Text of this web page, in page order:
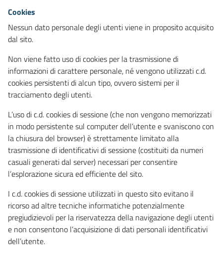
Cookies
Nessun dato personale degli utenti viene in proposito acquisito
dal sito.
Non viene fatto uso di cookies per la trasmissione di
informazioni di carattere personale, né vengono utilizzati c.d.
cookies persistenti di alcun tipo, ovvero sistemi per il
tracciamento degli utenti.
L’uso di c.d. cookies di sessione (che non vengono memorizzati
in modo persistente sul computer dell’utente e svaniscono con
la chiusura del browser) è strettamente limitato alla
trasmissione di identificativi di sessione (costituiti da numeri
casuali generati dal server) necessari per consentire
l’esplorazione sicura ed efficiente del sito.
I c.d. cookies di sessione utilizzati in questo sito evitano il
ricorso ad altre tecniche informatiche potenzialmente
pregiudizievoli per la riservatezza della navigazione degli utenti
e non consentono l’acquisizione di dati personali identificativi
dell’utente.